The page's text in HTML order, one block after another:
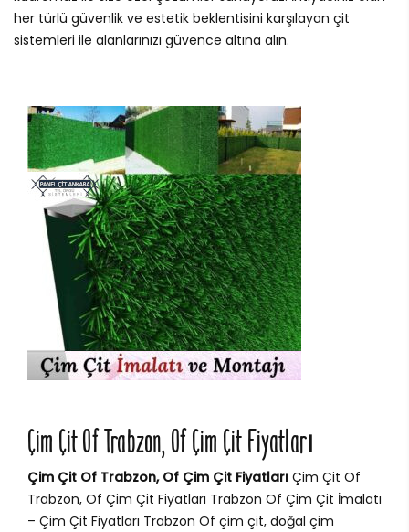
her türlü güvenlik ve estetik beklentisini karşılayan çit
sistemleri ile alanlarınızı güvence altına alın.
Çim Çit Of Trabzon, Of Çim Çit Fiyatları
Çim Çit Of Trabzon, Of Çim Çit Fiyatları Çim Çit Of
Trabzon, Of Çim Çit Fiyatları Trabzon Of Çim Çit İmalatı
– Çim Çit Fiyatları Trabzon Of çim çit, doğal çim